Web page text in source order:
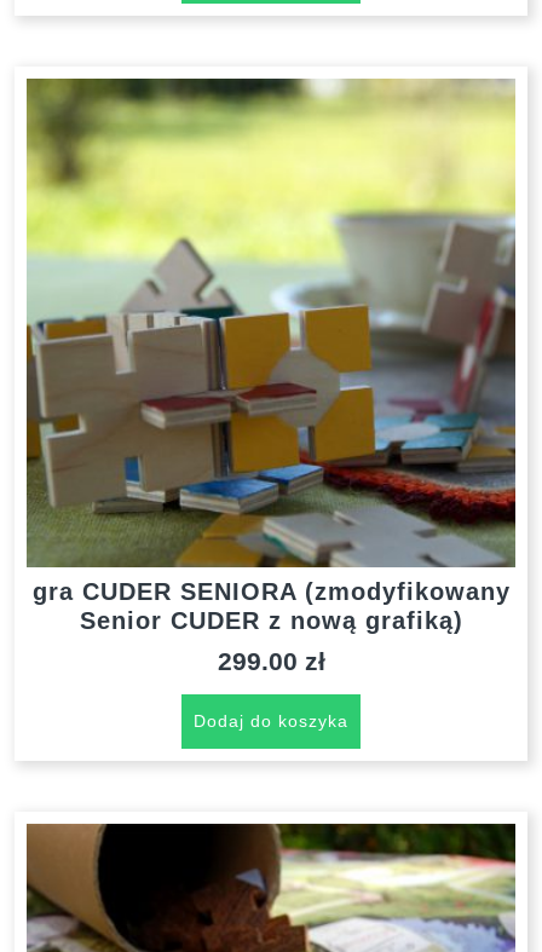
gra CUDER SENIORA (zmodyfikowany
Senior CUDER z nową grafiką)
299.00 zł
Dodaj do koszyka